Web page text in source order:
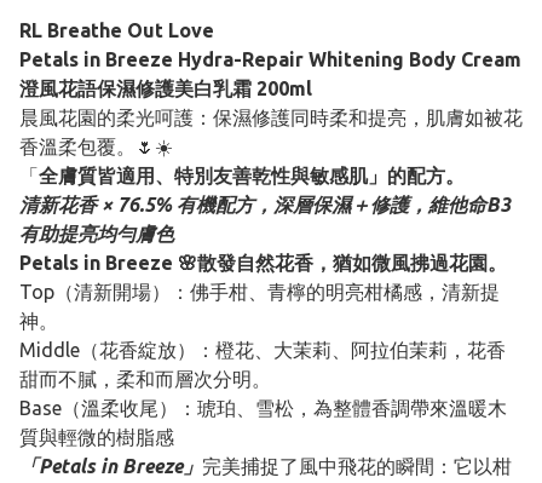
RL Breathe Out Love
Petals in Breeze Hydra-Repair Whitening Body Cream
澄風花語保濕修護美白乳霜 200ml
晨風花園的柔光呵護：保濕修護同時柔和提亮，肌膚如被花
香溫柔包覆。🌷☀️
「 全膚質皆適用、特別友善乾性與敏感肌」的配方。
清新花香 × 76.5% 有機配方，深層保濕＋修護，維他命B3
有助提亮均勻膚色
Petals in Breeze 🌸散發自然花香，猶如微風拂過花園。
Top（清新開場）：佛手柑、青檸的明亮柑橘感，清新提
神。
Middle（花香綻放）：橙花、大茉莉、阿拉伯茉莉，花香
甜而不膩，柔和而層次分明。
Base（溫柔收尾）：琥珀、雪松，為整體香調帶來溫暖木
質與輕微的樹脂感
「Petals in Breeze」 完美捕捉了風中飛花的瞬間：它以柑